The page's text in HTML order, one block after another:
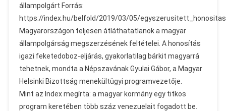
állampolgárt Forrás:
https://index.hu/belfold/2019/03/05/
Magyarországon teljesen átláthatatlanok a magyar
állampolgárság megszerzésének feltételei. A honosítás
igazi feketedoboz-eljárás, gyakorlatilag bárkit magyarrá
tehetnek, mondta a Népszavának Gyulai Gábor, a Magyar
Helsinki Bizottság menekültügyi programvezetője.
Mint az Index megírta: a magyar kormány egy titkos
program keretében több száz venezuelait fogadott be.